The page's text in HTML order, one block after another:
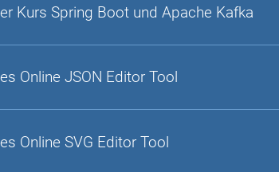
Kurs Spring Boot und Apache Kafka
Online JSON Editor Tool
Online SVG Editor Tool